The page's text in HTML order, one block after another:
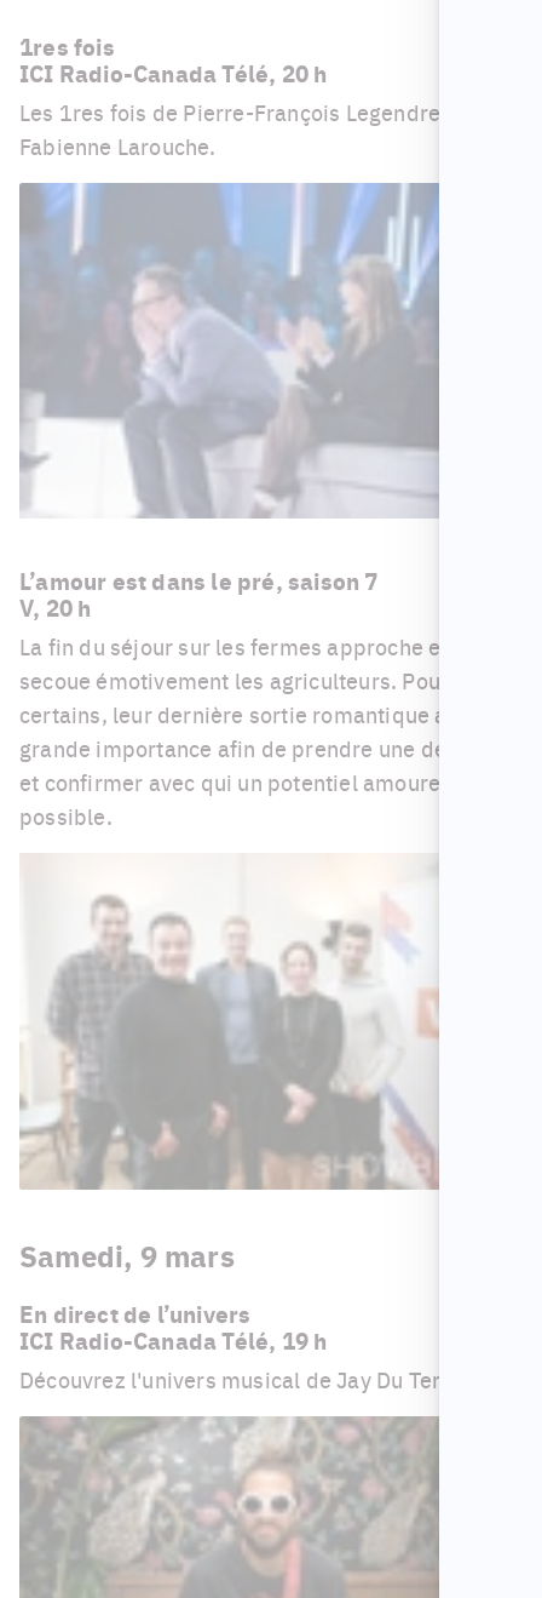
1res fois
ICI Radio-Canada Télé, 20 h
Les 1res fois de Pierre-François Legendre et
Fabienne Larouche.
L’amour est dans le pré, saison 7
V, 20 h
La fin du séjour sur les fermes approche et cela
secoue émotivement les agriculteurs. Pour
certains, leur dernière sortie romantique aura une
grande importance afin de prendre une décision
et confirmer avec qui un potentiel amoureux est
possible.
Samedi, 9 mars
En direct de l’univers
ICI Radio-Canada Télé, 19 h
Découvrez l'univers musical de Jay Du Temple.